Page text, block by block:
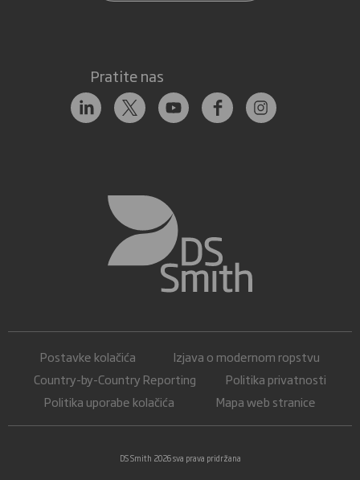
Pratite nas
Postavke kolačića
Izjava o modernom ropstvu
Country-by-Country Reporting
Politika privatnosti
Politika uporabe kolačića
Mapa web stranice
DS Smith 2026 sva prava pridržana